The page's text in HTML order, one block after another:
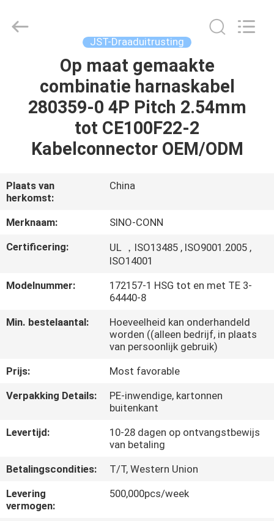
PRODUCTEN
VIDEO'S
OVER
ONS
FABRIEKSTOUR
KWALITEITSCONTROLE
NEEM
MET
ONS
OP
NIEUWS
Technology
JST-Draaduitrusting
Op maat gemaakte
combinatie harnaskabel
280359-0 4P Pitch 2.54mm
tot CE100F22-2
Kabelconnector OEM/ODM
Plaats van
herkomst:
China
Merknaam:
SINO-CONN
Certificering:
UL ，ISO13485 , ISO9001.2005 ,
ISO14001
Modelnummer:
172157-1 HSG tot en met TE 3-
64440-8
Min. bestelaantal:
Hoeveelheid kan onderhandeld
worden ((alleen bedrijf, in plaats
van persoonlijk gebruik)
Prijs:
Most favorable
Verpakking Details:
PE-inwendige, kartonnen
buitenkant
Levertijd:
10-28 dagen op ontvangstbewijs
van betaling
Betalingscondities:
T/T, Western Union
Levering
vermogen:
500,000pcs/week